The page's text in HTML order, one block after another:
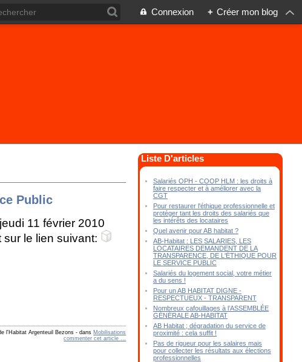
Connexion + Créer mon blog
Public
11 février 2010
le lien suivant:
l'Habitat Argenteuil Bezons - dans Mobilisations
commenter cet article …
Liste D'articles
Salariés OPH - COOP HLM : les droits à
faire respecter et à améliorer avec la
CGT
Pour restaurer l'éthique professionnelle et
protéger tant les droits des salariés que
les intérêts des locataires
Quel avenir pour AB habitat ?
AB-Habitat : LES SALARIES, LES
LOCATAIRES DEMANDENT DE LA
TRANSPARENCE, DE L'ÉTHIQUE POUR
LE SERVICE PUBLIC
Salariés du logement social, votre métier
a du sens !
Pour un AB HABITAT DIGNE -
RESPECTUEUX - TRANSPARENT
Nombreux cafouillages à l’ASSEMBLÉE
GÉNÉRALE AB-HABITAT
AB Habitat ; dégradation du service de
proximité : cela suffit !
Pas de rigueur pour les salaires mais
pour collecter les résultats aux élections
professionnelles